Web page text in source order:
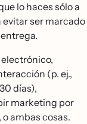
lo haces sólo a
ser marcado
(p. ej.,
días),
marketing por
ambas cosas.